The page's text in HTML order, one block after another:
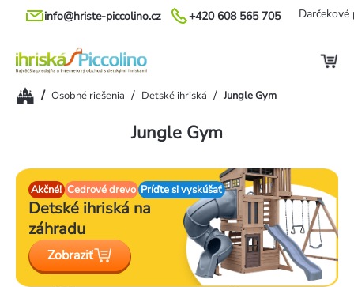
Prejsť
+420 608 565 705
info@hriste-piccolino.cz Darčekové
Domov
/ Osobné riešenia / Detské ihriská / Jungle Gym
Jungle Gym
Akčné! Cedrové drevo Príďte si vyskúšať
Detské ihriská na
záhradu
Zobraziť